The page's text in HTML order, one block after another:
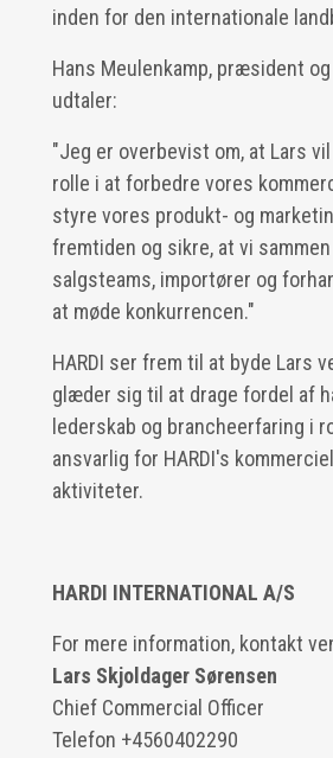
inden for den internationale
Hans Meulenkamp, præsident og
udtaler:
"Jeg er overbevist om, at Lars
rolle i at forbedre vores
styre vores produkt- og
fremtiden og sikre, at vi
salgsteams, importører og
at møde konkurrencen."
HARDI ser frem til at byde Lars
glæder sig til at drage fordel af
lederskab og brancheerfaring i
ansvarlig for HARDI's
aktiviteter.
HARDI INTERNATIONAL A/S
For mere information, kontakt
Lars Skjoldager Sørensen
Chief Commercial Officer
Telefon +4560402290